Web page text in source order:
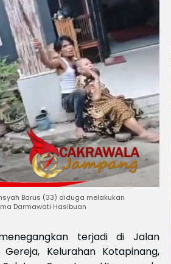
Barus (33) diduga melakukan
Darmawati Hasibuan
terjadi di Jalan
Kelurahan Kotapinang,